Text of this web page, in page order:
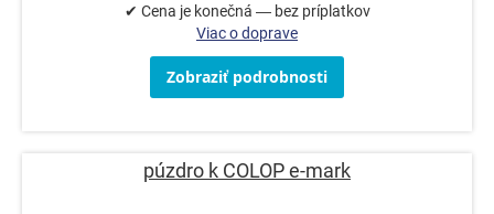
✔ Cena je konečná — bez príplatkov
Viac o doprave
Zobraziť podrobnosti
púzdro k COLOP e-mark